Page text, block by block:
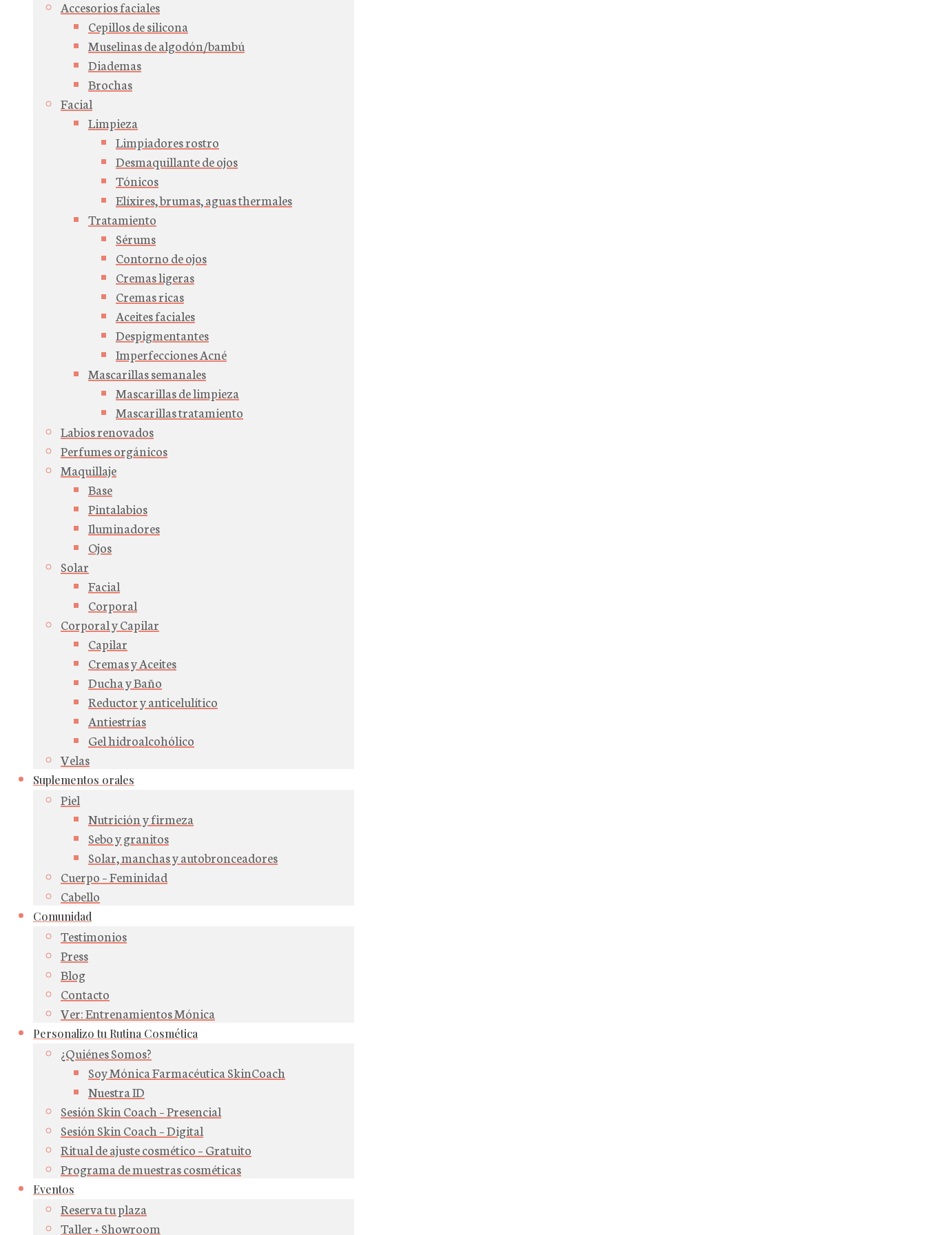
Accesorios faciales
Cepillos de silicona
Muselinas de algodón/bambú
Diademas
Brochas
Facial
Limpieza
Limpiadores rostro
Desmaquillante de ojos
Tónicos
Elíxires, brumas, aguas thermales
Tratamiento
Sérums
Contorno de ojos
Cremas ligeras
Cremas ricas
Aceites faciales
Despigmentantes
Imperfecciones Acné
Mascarillas semanales
Mascarillas de limpieza
Mascarillas tratamiento
Labios renovados
Perfumes orgánicos
Maquillaje
Base
Pintalabios
Iluminadores
Ojos
Solar
Facial
Corporal
Corporal y Capilar
Capilar
Cremas y Aceites
Ducha y Baño
Reductor y anticelulítico
Antiestrías
Gel hidroalcohólico
Velas
Suplementos orales
Piel
Nutrición y firmeza
Sebo y granitos
Solar, manchas y autobronceadores
Cuerpo – Feminidad
Cabello
Comunidad
Testimonios
Press
Blog
Contacto
Ver: Entrenamientos Mónica
Personalizo tu Rutina Cosmética
¿Quiénes Somos?
Soy Mónica Farmacéutica SkinCoach
Nuestra ID
Sesión Skin Coach – Presencial
Sesión Skin Coach – Digital
Ritual de ajuste cosmético – Gratuito
Programa de muestras cosméticas
Eventos
Reserva tu plaza
Taller + Showroom